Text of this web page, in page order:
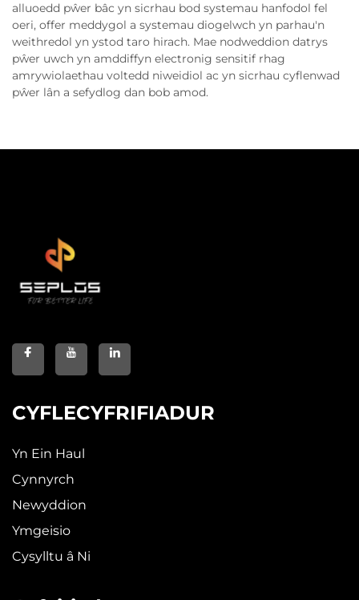
alluoedd pŵer bâc yn sicrhau bod systemau hanfodol fel
oeri, offer meddygol a systemau diogelwch yn parhau'n
weithredol yn ystod taro hirach. Mae nodweddion datrys
pŵer uwch yn amddiffyn electronig sensitif rhag
amrywiolaethau voltedd niweidiol ac yn sicrhau cyflenwad
pŵer lân a sefydlog dan bob amod.
CYFLECYFRIFIADUR
Yn Ein Haul
Cynnyrch
Newyddion
Ymgeisio
Cysylltu â Ni